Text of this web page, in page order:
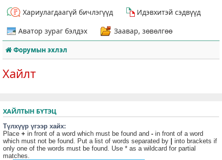
Хариулагдаагүй бичлэгүүд
Идэвхитэй сэдвүүд
Аватор зураг бэлдэх
Заавар, зөвөлгөө
Форумын эхлэл
Хайлт
ХАЙЛТЫН БҮТЭЦ
Түлхүүр үгээр хайх:
Place + in front of a word which must be found and - in front of a word
which must not be found. Put a list of words separated by | into brackets if
only one of the words must be found. Use * as a wildcard for partial
matches.